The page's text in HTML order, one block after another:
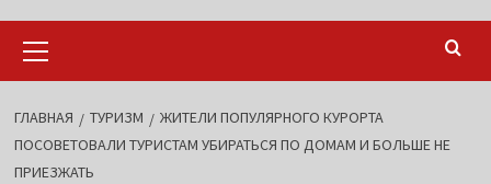
меню
ГЛАВНАЯ ТУРИЗМ
ЖИТЕЛИ ПОПУЛЯРНОГО КУРОРТА
ПОСОВЕТОВАЛИ ТУРИСТАМ УБИРАТЬСЯ ПО ДОМАМ И БОЛЬШЕ НЕ
ПРИЕЗЖАТЬ